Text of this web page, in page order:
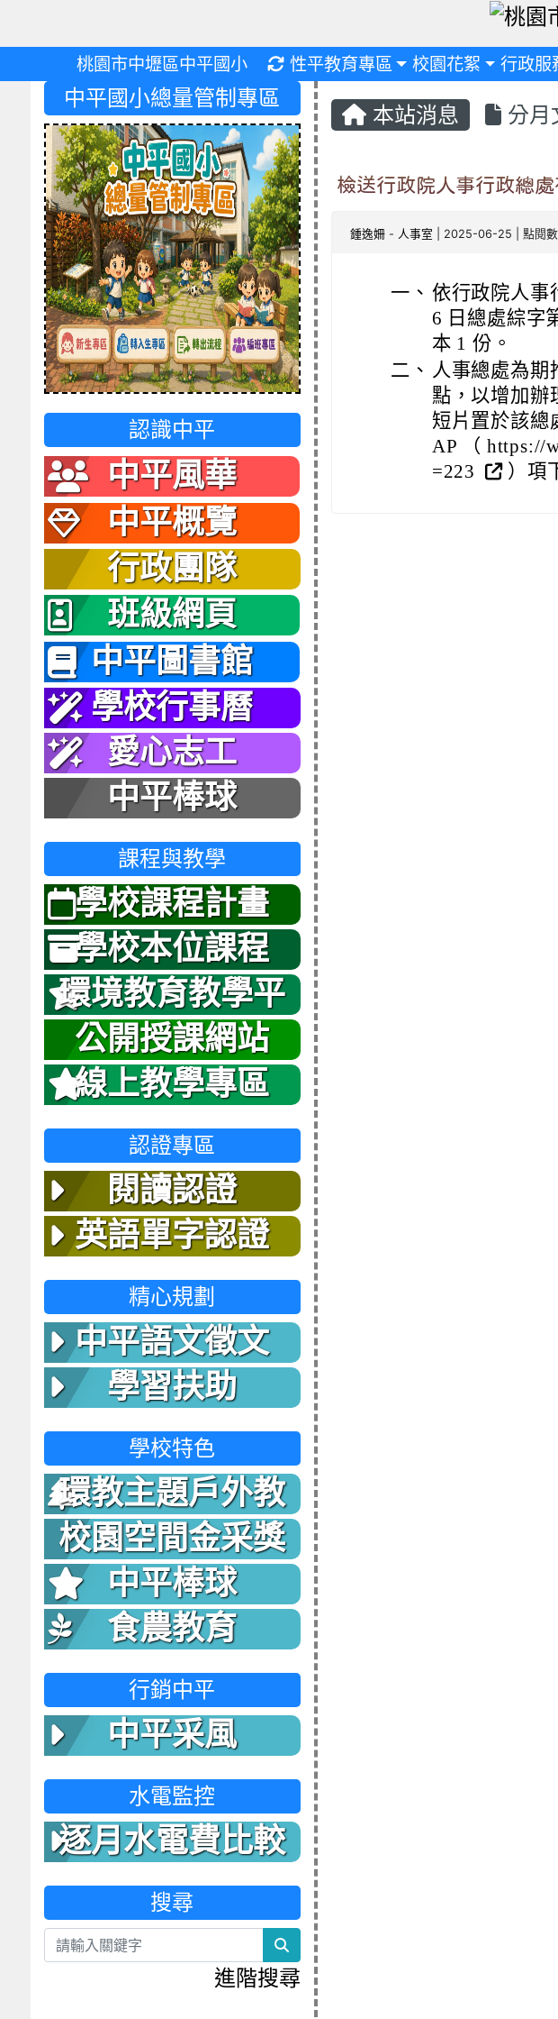
桃園市中壢區中平國小 重新取得佈景設定
性平教育專區 校園花絮 行政服
本站消息 分月
檢送行政院人事行政總
鍾逸姍- 人事室 | 2025-06-25 | 點閱數
一、 依行政院人事
6 日總處綜字
本 1 份。
二、 人事總處為期
點，以增加辦
短片置於該總
AP （ https://
=223
）項
中平國小總量管制專區
認識中平
中平風華
中平概覽
行政團隊
班級網頁
中平圖書館
學校行事曆
愛心志工
中平棒球
課程與教學
學校課程計畫
學校本位課程
環境教育教學平
台
公開授課網站
線上教學專區
認證專區
閱讀認證
英語單字認證
精心規劃
中平語文徵文
學習扶助
學校特色
環教主題戶外教
室
校園空間金采獎
中平棒球
食農教育
行銷中平
中平采風
水電監控
逐月水電費比較
表
搜尋
search
進階搜尋